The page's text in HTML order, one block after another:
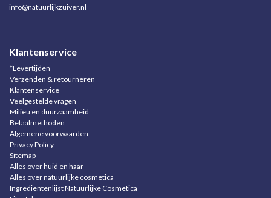
info@natuurlijkzuiver.nl
Klantenservice
*Levertijden
Verzenden & retourneren
Klantenservice
Veelgestelde vragen
Milieu en duurzaamheid
Betaalmethoden
Algemene voorwaarden
Privacy Policy
Sitemap
Alles over huid en haar
Alles over natuurlijke cosmetica
Ingrediëntenlijst Natuurlijke Cosmetica